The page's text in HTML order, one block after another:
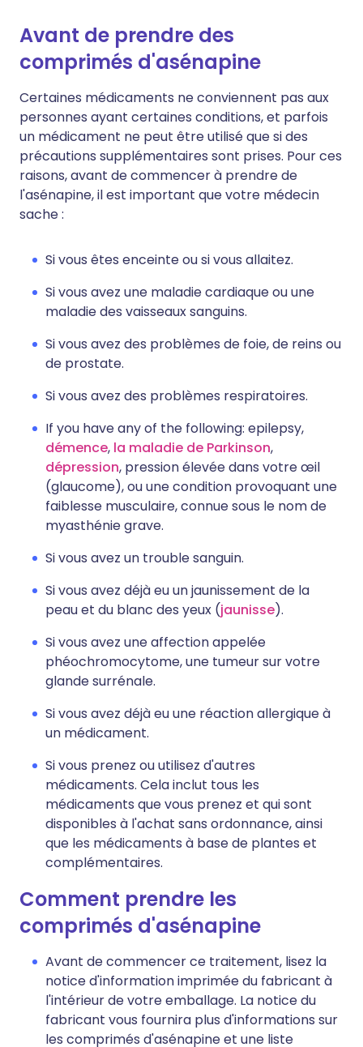
Avant de prendre des
comprimés d'asénapine
Certaines médicaments ne conviennent pas aux
personnes ayant certaines conditions, et parfois
un médicament ne peut être utilisé que si des
précautions supplémentaires sont prises. Pour ces
raisons, avant de commencer à prendre de
l'asénapine, il est important que votre médecin
sache :
Si vous êtes enceinte ou si vous allaitez.
Si vous avez une maladie cardiaque ou une
maladie des vaisseaux sanguins.
Si vous avez des problèmes de foie, de reins ou
de prostate.
Si vous avez des problèmes respiratoires.
If you have any of the following: epilepsy,
démence, la maladie de Parkinson,
dépression, pression élevée dans votre œil
(glaucome), ou une condition provoquant une
faiblesse musculaire, connue sous le nom de
myasthénie grave.
Si vous avez un trouble sanguin.
Si vous avez déjà eu un jaunissement de la
peau et du blanc des yeux (jaunisse).
Si vous avez une affection appelée
phéochromocytome, une tumeur sur votre
glande surrénale.
Si vous avez déjà eu une réaction allergique à
un médicament.
Si vous prenez ou utilisez d'autres
médicaments. Cela inclut tous les
médicaments que vous prenez et qui sont
disponibles à l'achat sans ordonnance, ainsi
que les médicaments à base de plantes et
complémentaires.
Comment prendre les
comprimés d'asénapine
Avant de commencer ce traitement, lisez la
notice d'information imprimée du fabricant à
l'intérieur de votre emballage. La notice du
fabricant vous fournira plus d'informations sur
les comprimés d'asénapine et une liste